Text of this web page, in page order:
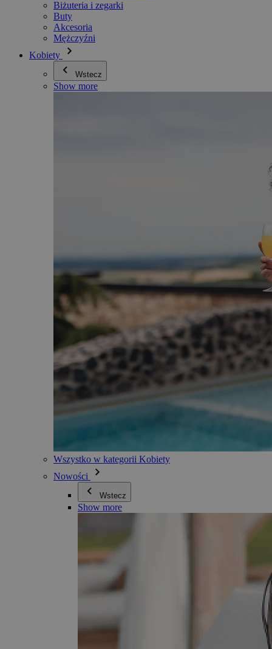
Biżuteria i zegarki
Buty
Akcesoria
Mężczyźni
Kobiety
Wstecz
Show more
Wszystko w kategorii Kobiety
Nowości
Wstecz
Show more